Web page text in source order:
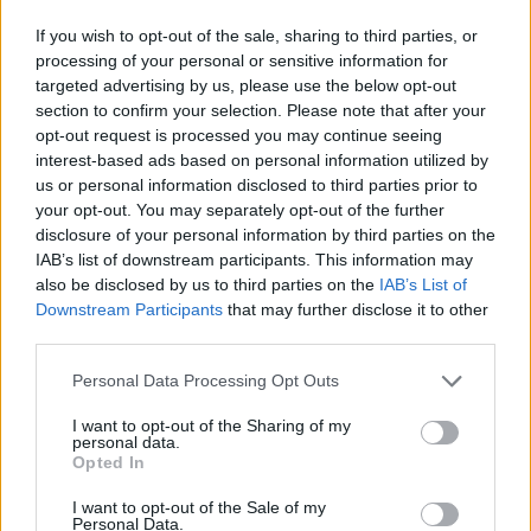
If you wish to opt-out of the sale, sharing to third parties, or
processing of your personal or sensitive information for
targeted advertising by us, please use the below opt-out
section to confirm your selection. Please note that after your
opt-out request is processed you may continue seeing
interest-based ads based on personal information utilized by
us or personal information disclosed to third parties prior to
your opt-out. You may separately opt-out of the further
disclosure of your personal information by third parties on the
IAB’s list of downstream participants. This information may
also be disclosed by us to third parties on the IAB’s List of
Downstream Participants that may further disclose it to other
Personal Data Processing Opt Outs
I want to opt-out of the Sharing of my
personal data.
Opted In
I want to opt-out of the Sale of my
Personal Data.
år sedan, skriver Sydsvenskan i en granskning.
Bakgrunden är den högre terrorhotnivån men
även nya rutiner hos Säkerhetspolisen, skriver
tidningen.
– Om vi avråder från ett positivt beslut så bygger
det på en bedömning att en individ utgör eller
kan komma att utgöra en säkerhetsrisk, säger
Säpos presstalesperson Adam Isaksson Samara.
Det ökade antalet avrådan om avslag sker trots
att ansökningarna om medborgarskap, asyl eller
Cancerbesked dröjde 13 år.Det tog hela 13 år
för en man i Jönköpingstrakten att få en
prostatacancerdiagnos – och nu går sjukdomen
inte att bota, rapporterar P4 Jönköping.
Den aktuella vårdcentralen har upprättat en lex